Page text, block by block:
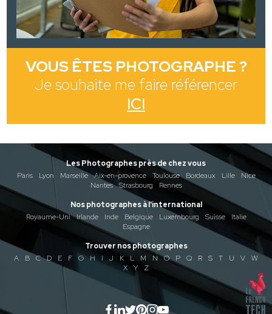
VOUS ÊTES PHOTOGRAPHE ?
Je souhaite me faire référencer
ICI
Les Photographes près de chez vous
Paris
Lyon Marseille Aix-en-provence Toulouse Bordeaux Lille
Nice
Nantes
Strasbourg
Rennes
Nos photographes à l'international
Royaume-Uni
Irlande Inde Belgique Luxembourg Suisse
Italie
Espagne
Trouver nos photographes
A
B C D E F G H I J K L M N O P Q R S T U V
W
X
Y Z